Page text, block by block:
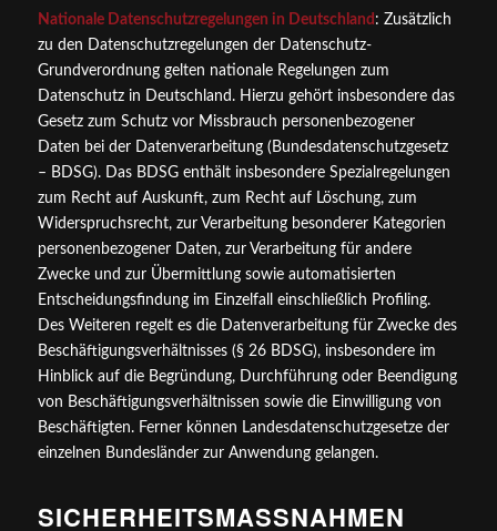
Nationale Datenschutzregelungen in Deutschland : Zusätzlich
zu den Datenschutzregelungen der Datenschutz-
Grundverordnung gelten nationale Regelungen zum
Datenschutz in Deutschland. Hierzu gehört insbesondere das
Gesetz zum Schutz vor Missbrauch personenbezogener
Daten bei der Datenverarbeitung (Bundesdatenschutzgesetz
– BDSG). Das BDSG enthält insbesondere Spezialregelungen
zum Recht auf Auskunft, zum Recht auf Löschung, zum
Widerspruchsrecht, zur Verarbeitung besonderer Kategorien
personenbezogener Daten, zur Verarbeitung für andere
Zwecke und zur Übermittlung sowie automatisierten
Entscheidungsfindung im Einzelfall einschließlich Profiling.
Des Weiteren regelt es die Datenverarbeitung für Zwecke des
Beschäftigungsverhältnisses (§ 26 BDSG), insbesondere im
Hinblick auf die Begründung, Durchführung oder Beendigung
von Beschäftigungsverhältnissen sowie die Einwilligung von
Beschäftigten. Ferner können Landesdatenschutzgesetze der
einzelnen Bundesländer zur Anwendung gelangen.
SICHERHEITSMASSNAHMEN